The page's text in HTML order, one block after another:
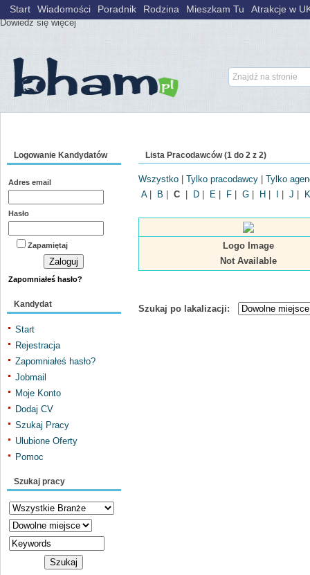
Wykorzystujemy pliki cookies, aby nasz serwis lepiej spełniał Państwa
Dowiedz się więcej
Start Wiadomości Poradnik Rodzina Mieszkam Tu Atrakcje w
Logowanie Kandydatów
Adres email
Hasło
Zapamiętaj
Zapomniałeś hasło?
Kandydat
Start
Rejestracja
Zapomniałeś hasło?
Jobmail
Moje Konto
Dodaj CV
Szukaj Pracy
Ulubione Oferty
Pomoc
Szukaj pracy
Lista Pracodawców (1 do 2 z 2)
Wszystko| Tylko pracodawcy| Tylko
A| B C| D| E| F| G| H J K
Logo Image
Not Available
Szukaj po lakalizacji: